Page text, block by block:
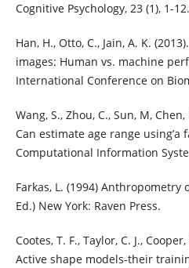
Cognitive Psychology, 23 (1), 1-
Han, H., Otto, C., Jain, A. K.
images: Human vs. machine
International Conference on
Wang, S., Zhou, C., Sun, M, Chen,
Can estimate age range using’a
Computational Information
Farkas, L. (1994)
Ed.) New York: Raven Press.
Cootes, T. F., Taylor, C. J.,
Active shape models-their